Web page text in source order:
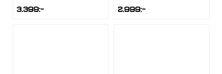
3.399:- 2.999:-